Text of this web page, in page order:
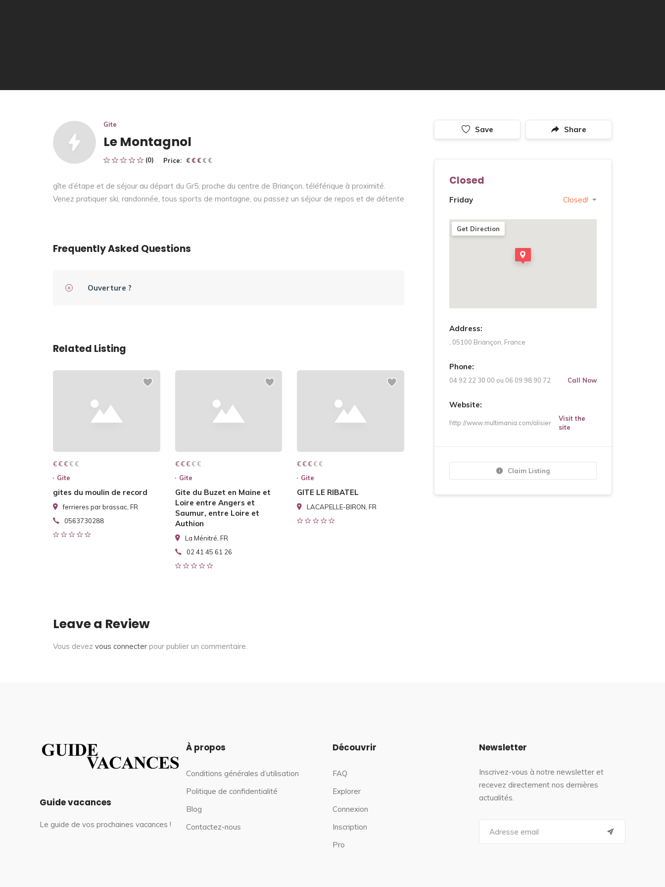
Gite
Le Montagnol
(0) Price: € € € € €
€ € €
gîte d’étape et de séjour au départ du Gr5, proche du centre de Briançon, téléférique à proximité.
Venez pratiquer ski, randonnée, tous sports de montagne, ou passez un séjour de repos et de détente
Frequently Asked Questions
Ouverture ?
Related Listing
€ € € € €
€ € €
Gite
gites du moulin de record
ferrieres par brassac, FR
0563730288
€ € € € €
€ € €
Gite
Gite du Buzet en Maine et
Loire entre Angers et
Saumur, entre Loire et
Authion
La Ménitré, FR
02 41 45 61 26
€ € € € €
€ € €
Gite
GITE LE RIBATEL
LACAPELLE-BIRON, FR
Leave a Review
Vous devez vous connecter pour publier un commentaire.
Save Share
Closed
Friday Closed!
Get Direction
Address:
, 05100 Briançon, France
Phone:
04 92 22 30 00 ou 06 09 98 90 72 Call Now
Website:
http://www.multimania.com/alisier
Visit the
site
Claim Listing
Guide vacances
Le guide de vos prochaines vacances !
À propos
Conditions générales d’utilisation
Politique de confidentialité
Blog
Contactez-nous
Découvrir
FAQ
Explorer
Connexion
Inscription
Pro
Newsletter
Inscrivez-vous à notre newsletter et
recevez directement nos dernières
actualités.
a